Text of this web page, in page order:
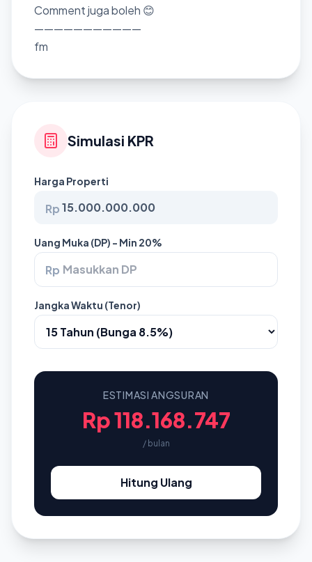
Comment juga boleh 😊
———————————
fm
Simulasi KPR
Harga Properti
Rp
Uang Muka (DP) - Min 20%
Rp
Jangka Waktu (Tenor)
ESTIMASI ANGSURAN
Rp 118.168.747
/ bulan
Hitung Ulang